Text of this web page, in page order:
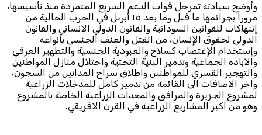
‏وأوضح سيادته تمرحل قوات الدعم السريع المتمردة منذ تأسيسها،
مروراً بجرائمها ما قبل وما بعد ١٥ أبريل في الحرب الحالية من
إنتهاكات للقوانين السودانية والقانون الدولي الانساني والقانون
الدولي لحقوق الإنسان، من القتل والعنف الجنسي بأنواعه
وإستخدام الإغتصاب كسلاح والعبودية الجنسية والتطهير العرقي
والابادة الجماعية وتدمير البنية التحتية واحتلال منازل المواطنين
والتهجير القسري للمواطنين واطلاق سراح المدانين من السجون،
واخر الاضافات الى القائمة من تدمير كامل للمدخلات الزراعية
لمشروع الجزيرة والمرافق والمعدات الزراعية الخاصة بالمشروع
وهو من اكبر المشاريع الزراعية في القرن الافريقي.